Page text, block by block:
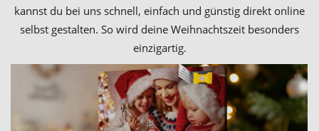
kannst du bei uns schnell, einfach und günstig direkt online
selbst gestalten. So wird deine Weihnachtszeit besonders
einzigartig.